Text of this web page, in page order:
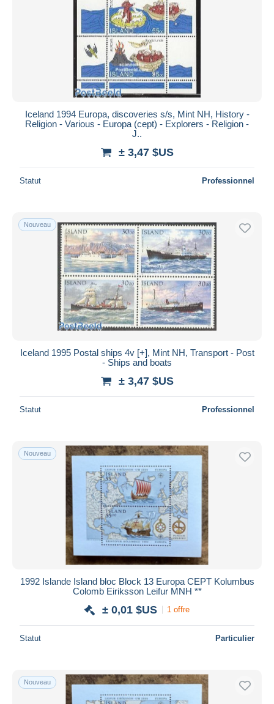
Iceland 1994 Europa, discoveries s/s, Mint NH, History -
Religion - Various - Europa (cept) - Explorers - Religion -
J..
± 3,47 $US
Statut Professionnel
Nouveau
Iceland 1995 Postal ships 4v [+], Mint NH, Transport - Post
- Ships and boats
± 3,47 $US
Statut Professionnel
Nouveau
1992 Islande Island bloc Block 13 Europa CEPT Kolumbus
Colomb Eiriksson Leifur MNH **
± 0,01 $US 1 offre
Statut Particulier
Nouveau